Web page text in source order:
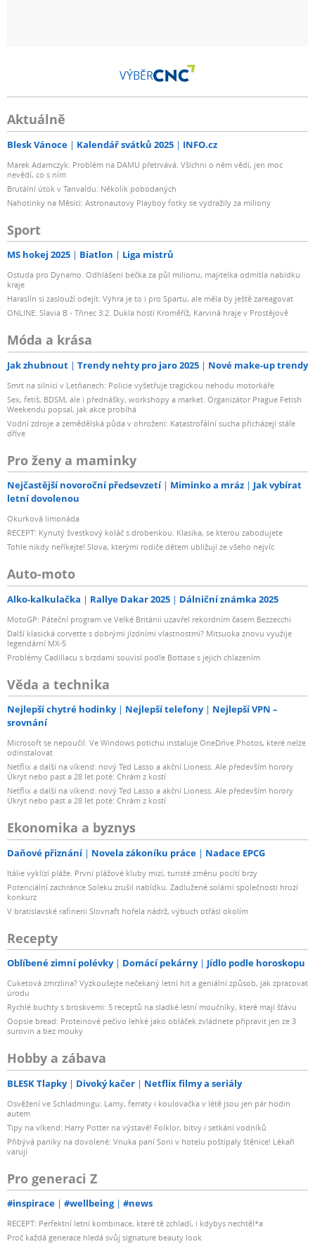
VÝBĚR
Aktuálně
Blesk Vánoce Kalendář svátků 2025 INFO.cz
Marek Adamczyk: Problém na DAMU přetrvává. Všichni o něm vědí, jen moc
nevědí, co s ním
Brutální útok v Tanvaldu: Několik pobodaných
Nahotinky na Měsíci: Astronautovy Playboy fotky se vydražily za miliony
Sport
MS hokej 2025 Biatlon Liga mistrů
Ostuda pro Dynamo. Odhlášení béčka za půl milionu, majitelka odmítla nabídku
kraje
Haraslín si zaslouží odejít. Výhra je to i pro Spartu, ale měla by ještě zareagovat
ONLINE: Slavia B - Třinec 3:2. Dukla hostí Kroměříž, Karviná hraje v Prostějově
Móda a krása
Jak zhubnout Trendy nehty pro jaro 2025 Nové make-up trendy
Smrt na silnici v Letňanech: Policie vyšetřuje tragickou nehodu motorkáře
Sex, fetiš, BDSM, ale i přednášky, workshopy a market. Organizátor Prague Fetish
Weekendu popsal, jak akce probíhá
Vodní zdroje a zemědělská půda v ohrožení: Katastrofální sucha přicházejí stále
dříve
Pro ženy a maminky
Nejčastější novoroční předsevzetí Miminko a mráz
Jak vybírat
letní dovolenou
Okurková limonáda
RECEPT: Kynutý švestkový koláč s drobenkou. Klasika, se kterou zabodujete
Tohle nikdy neříkejte! Slova, kterými rodiče dětem ubližují ze všeho nejvíc
Auto-moto
Alko-kalkulačka Rallye Dakar 2025 Dálniční známka 2025
MotoGP: Páteční program ve Velké Británii uzavřel rekordním časem Bezzecchi
Další klasická corvette s dobrými jízdními vlastnostmi? Mitsuoka znovu využije
legendární MX-5
Problémy Cadillacu s brzdami souvisí podle Bottase s jejich chlazením
Věda a technika
Nejlepší chytré hodinky Nejlepší telefony
Nejlepší VPN –
srovnání
Microsoft se nepoučil. Ve Windows potichu instaluje OneDrive Photos, které nelze
odinstalovat
Netflix a další na víkend: nový Ted Lasso a akční Lioness. Ale především horory
Úkryt nebo past a 28 let poté: Chrám z kostí
Netflix a další na víkend: nový Ted Lasso a akční Lioness. Ale především horory
Úkryt nebo past a 28 let poté: Chrám z kostí
Ekonomika a byznys
Daňové přiznání Novela zákoníku práce Nadace EPCG
Itálie vyklízí pláže. První plážové kluby mizí, turisté změnu pocítí brzy
Potenciální zachránce Soleku zrušil nabídku. Zadlužené solární společnosti hrozí
konkurz
V bratislavské rafinerii Slovnaft hořela nádrž, výbuch otřásl okolím
Recepty
Oblíbené zimní polévky Domácí pekárny Jídlo podle horoskopu
Cuketová zmrzlina? Vyzkoušejte nečekaný letní hit a geniální způsob, jak zpracovat
úrodu
Rychlé buchty s broskvemi: 5 receptů na sladké letní moučníky, které mají šťávu
Oopsie bread: Proteinové pečivo lehké jako obláček zvládnete připravit jen ze 3
surovin a bez mouky
Hobby a zábava
BLESK Tlapky Divoký kačer Netflix filmy a seriály
Osvěžení ve Schladmingu: Lamy, ferraty i koulovačka v létě jsou jen pár hodin
autem
Tipy na víkend: Harry Potter na výstavě! Folklor, bitvy i setkání vodníků
Přibývá paniky na dovolené: Vnuka paní Soni v hotelu poštípaly štěnice! Lékaři
varují
Pro generaci Z
#inspirace #wellbeing #news
RECEPT: Perfektní letní kombinace, které tě zchladí, i kdybys nechtěl*a
Proč každá generace hledá svůj signature beauty look